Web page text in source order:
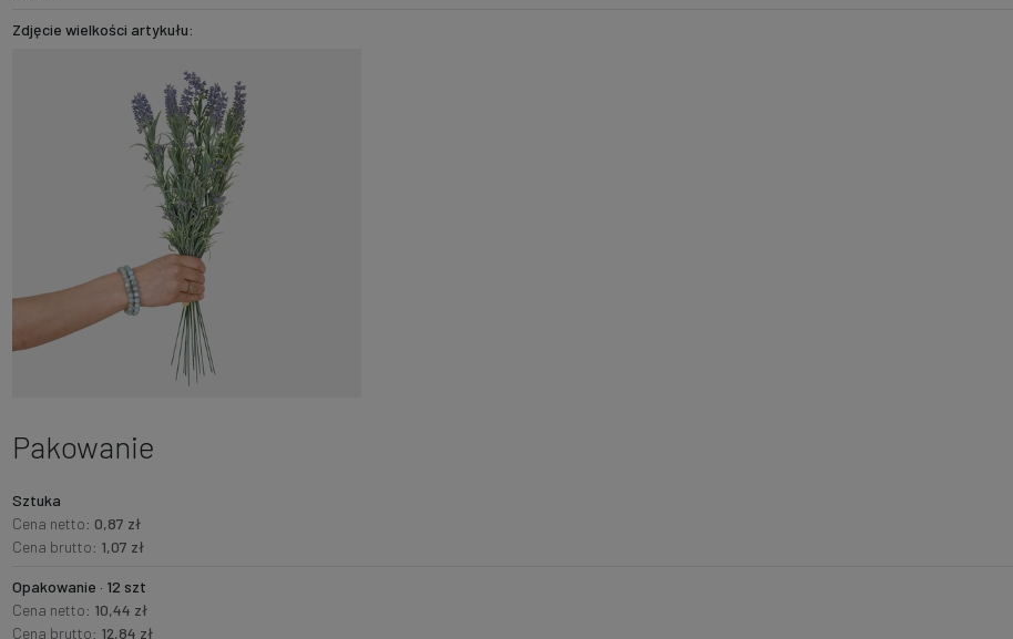
Zdjęcie wielkości artykułu:
Pakowanie
Sztuka
Cena netto: 0,87 zł
Cena brutto: 1,07 zł
Opakowanie · 12 szt
Cena netto: 10,44 zł
Cena brutto: 12,84 zł